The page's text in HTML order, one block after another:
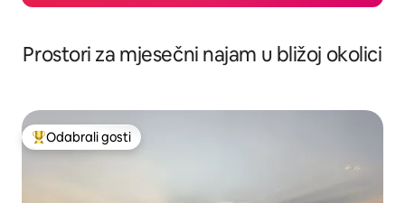
Prostori za mjesečni najam u bližoj okolici
Među najviše rangiranima s oznakom „Odabrali gosti”
Odabrali gosti